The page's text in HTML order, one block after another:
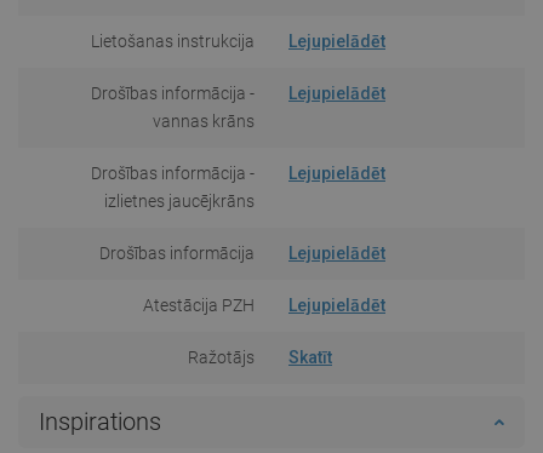
Lietošanas instrukcija Lejupielādēt
Drošības informācija -
vannas krāns
Lejupielādēt
Drošības informācija -
izlietnes jaucējkrāns
Lejupielādēt
Drošības informācija Lejupielādēt
Atestācija PZH Lejupielādēt
Ražotājs Skatīt
Inspirations